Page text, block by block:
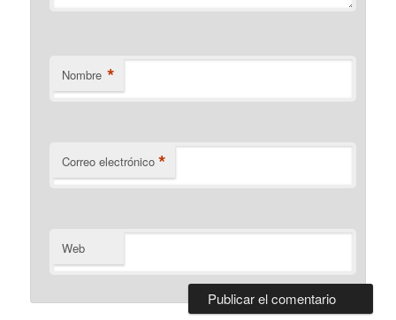
Nombre *
Correo electrónico *
Web